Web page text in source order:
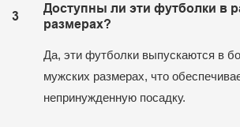
3
Доступны ли эти футболки в
размерах?
Да, эти футболки выпускаются в
мужских размерах, что
непринужденную посадку.